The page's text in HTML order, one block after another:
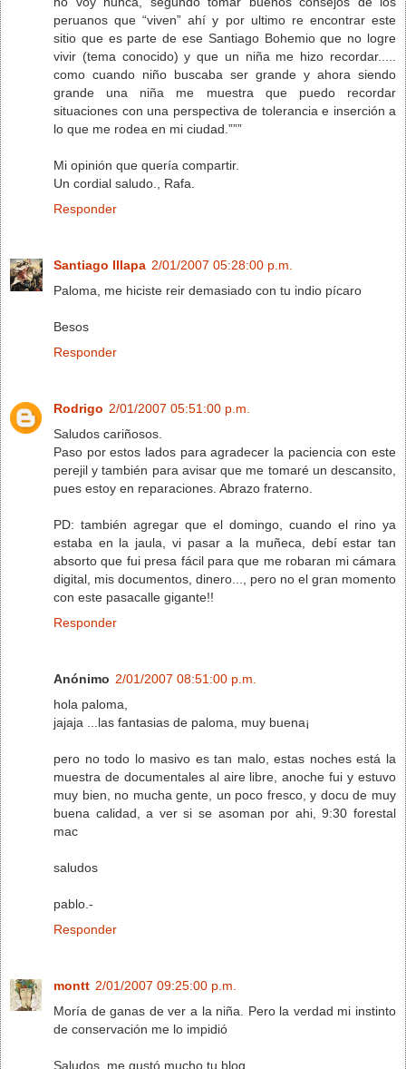
peruanos que “viven” ahí y por ultimo re encontrar este
sitio que es parte de ese Santiago Bohemio que no logre
vivir (tema conocido) y que un niña me hizo recordar.....
como cuando niño buscaba ser grande y ahora siendo
grande una niña me muestra que puedo recordar
situaciones con una perspectiva de tolerancia e inserción a
lo que me rodea en mi ciudad.”””
Mi opinión que quería compartir.
Un cordial saludo., Rafa.
Responder
Santiago Illapa 2/01/2007 05:28:00 p.m.
Paloma, me hiciste reir demasiado con tu indio pícaro
Besos
Responder
Rodrigo 2/01/2007 05:51:00 p.m.
Saludos cariñosos.
Paso por estos lados para agradecer la paciencia con este
perejil y también para avisar que me tomaré un descansito,
pues estoy en reparaciones. Abrazo fraterno.
PD: también agregar que el domingo, cuando el rino ya
estaba en la jaula, vi pasar a la muñeca, debí estar tan
absorto que fui presa fácil para que me robaran mi cámara
digital, mis documentos, dinero..., pero no el gran momento
con este pasacalle gigante!!
Responder
Anónimo 2/01/2007 08:51:00 p.m.
hola paloma,
jajaja ...las fantasias de paloma, muy buena¡
pero no todo lo masivo es tan malo, estas noches está la
muestra de documentales al aire libre, anoche fui y estuvo
muy bien, no mucha gente, un poco fresco, y docu de muy
buena calidad, a ver si se asoman por ahi, 9:30 forestal
mac
saludos
pablo.-
Responder
montt 2/01/2007 09:25:00 p.m.
Moría de ganas de ver a la niña. Pero la verdad mi instinto
de conservación me lo impidió
Saludos, me gustó mucho tu blog